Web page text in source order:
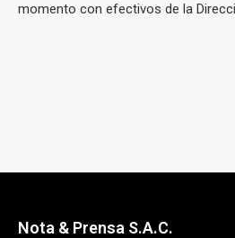
momento con efectivos de la
Nota & Prensa S.A.C.